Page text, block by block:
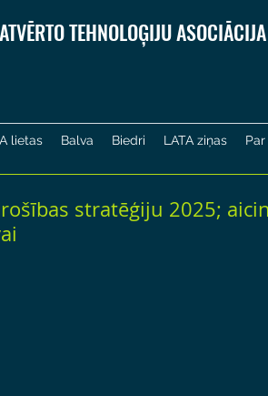
TEHNOLOĢIJU ASOCIĀCIJA
lietas Balva Biedri LATA ziņas Par
stratēģiju 2025;